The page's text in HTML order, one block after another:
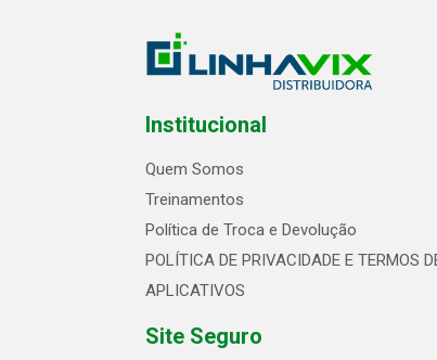
Institucional
Quem Somos
Treinamentos
Política de Troca e Devolução
POLÍTICA DE PRIVACIDADE E TERMOS
APLICATIVOS
Site Seguro